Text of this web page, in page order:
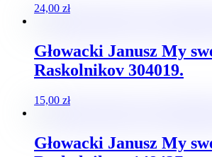
24,00 zł
Głowacki Janusz My
Raskolnikov 304019.
15,00 zł
Głowacki Janusz My